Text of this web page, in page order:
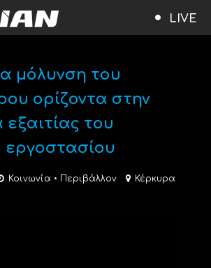
LIVE
μόλυνση του
ορίζοντα στην
του
εργοστασίου
Κοινωνία • Περιβάλλον Κέρκυρα